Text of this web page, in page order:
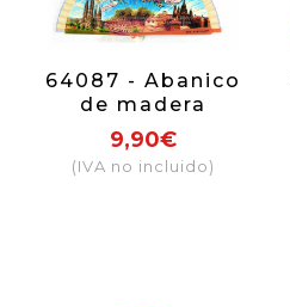
64087 - Abanico
de madera
Barcelona viene
con caja
individual con el
9,90€
(IVA no incluido)